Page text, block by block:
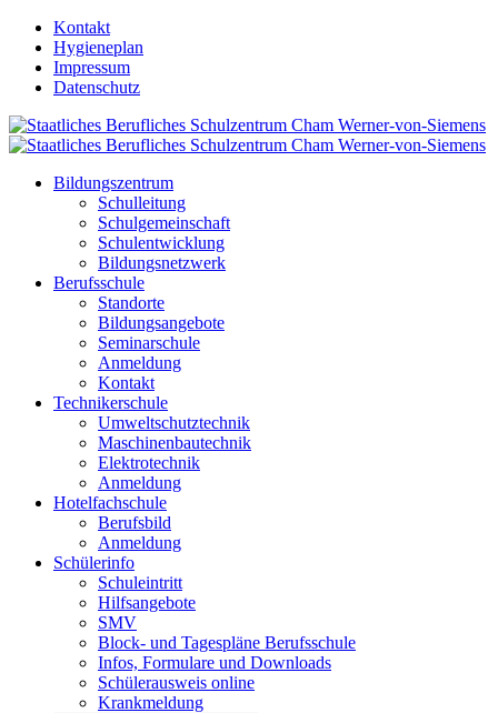
Kontakt
Hygieneplan
Impressum
Datenschutz
Bildungszentrum
Schulleitung
Schulgemeinschaft
Schulentwicklung
Bildungsnetzwerk
Berufsschule
Standorte
Bildungsangebote
Seminarschule
Anmeldung
Kontakt
Technikerschule
Umweltschutztechnik
Maschinenbautechnik
Elektrotechnik
Anmeldung
Hotelfachschule
Berufsbild
Anmeldung
Schülerinfo
Schuleintritt
Hilfsangebote
SMV
Block- und Tagespläne Berufsschule
Infos, Formulare und Downloads
Schülerausweis online
Krankmeldung